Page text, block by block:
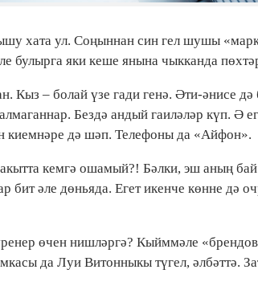
хата ул. Соңыннан син гел шушы
булырга яки кеше янына чыкканда
Кыз – болай үзе гади генә. Әти-әнисе
Бездә андый гаиләләр күп. Ә
киемнәре дә шәп. Телефоны да «Айфон».
кемгә ошамый?! Бәлки, эш аның
бит әле дөньяда. Егет икенче көнне дә
өчен нишләргә? Кыйммәле
да Луи Витонныкы түгел, әлбәттә.